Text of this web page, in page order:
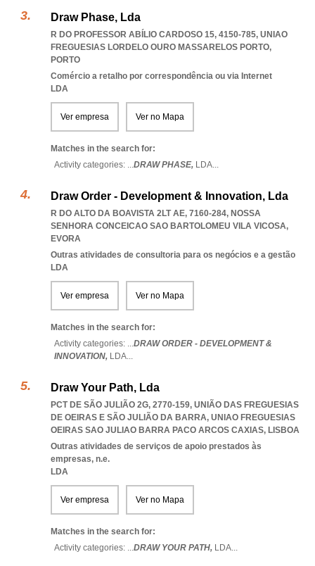
Draw Phase, Lda
R DO PROFESSOR ABÍLIO CARDOSO 15, 4150-785, UNIAO
FREGUESIAS LORDELO OURO MASSARELOS PORTO,
PORTO
Comércio a retalho por correspondência ou via Internet
LDA
Ver empresa Ver no Mapa
Matches in the search for:
Activity categories: ...DRAW PHASE, LDA...
Draw Order - Development & Innovation, Lda
R DO ALTO DA BOAVISTA 2LT AE, 7160-284, NOSSA
SENHORA CONCEICAO SAO BARTOLOMEU VILA VICOSA,
EVORA
Outras atividades de consultoria para os negócios e a gestão
LDA
Ver empresa Ver no Mapa
Matches in the search for:
Activity categories: ...DRAW ORDER - DEVELOPMENT &
INNOVATION, LDA...
Draw Your Path, Lda
PCT DE SÃO JULIÃO 2G, 2770-159, UNIÃO DAS FREGUESIAS
DE OEIRAS E SÃO JULIÃO DA BARRA, UNIAO FREGUESIAS
OEIRAS SAO JULIAO BARRA PACO ARCOS CAXIAS, LISBOA
Outras atividades de serviços de apoio prestados às
empresas, n.e.
LDA
Ver empresa Ver no Mapa
Matches in the search for:
Activity categories: ...DRAW YOUR PATH, LDA...